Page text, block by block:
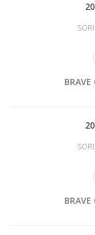
BRAVE
BRAVE